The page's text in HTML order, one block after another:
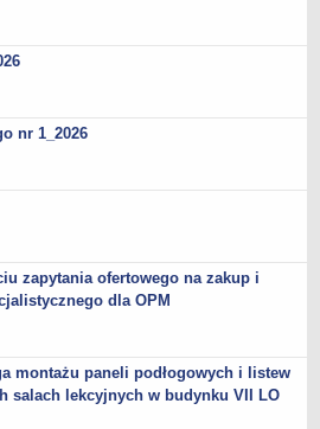
nr 1_2026
zapytania ofertowego na zakup i
dla OPM
montażu paneli podłogowych i listew
salach lekcyjnych w budynku VII LO